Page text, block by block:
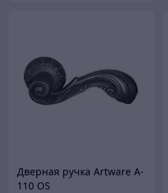
Дверная ручка Artware A-
110 OS